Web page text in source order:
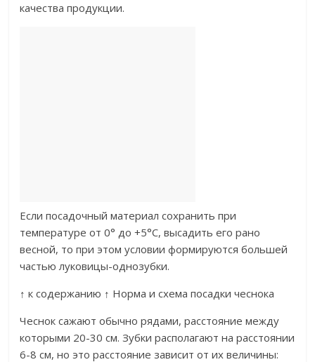
качества продукции.
Если посадочный материал сохранить при
температуре от 0° до +5°С, высадить его рано
весной, то при этом условии формируются большей
частью луковицы-однозубки.
↑ к содержанию ↑ Норма и схема посадки чеснока
Чеснок сажают обычно рядами, расстояние между
которыми 20-30 см. Зубки располагают на расстоянии
6-8 см, но это расстояние зависит от их величины: